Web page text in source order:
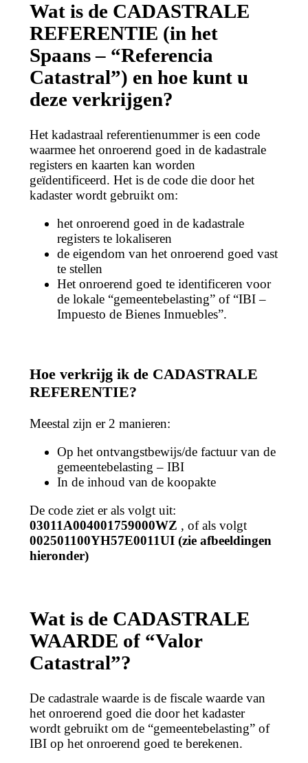
Wat is de CADASTRALE
REFERENTIE (in het
Spaans – “Referencia
Catastral”) en hoe kunt u
deze verkrijgen?
Het kadastraal referentienummer is een code
waarmee het onroerend goed in de kadastrale
registers en kaarten kan worden
geïdentificeerd. Het is de code die door het
kadaster wordt gebruikt om:
het onroerend goed in de kadastrale
registers te lokaliseren
de eigendom van het onroerend goed vast
te stellen
Het onroerend goed te identificeren voor
de lokale “gemeentebelasting” of “IBI –
Impuesto de Bienes Inmuebles”.
Hoe verkrijg ik de CADASTRALE
REFERENTIE?
Meestal zijn er 2 manieren:
Op het ontvangstbewijs/de factuur van de
gemeentebelasting – IBI
In de inhoud van de koopakte
De code ziet er als volgt uit:
03011A004001759000WZ , of als volgt
002501100YH57E0011UI (zie afbeeldingen
hieronder)
Wat is de CADASTRALE
WAARDE of “Valor
Catastral”?
De cadastrale waarde is de fiscale waarde van
het onroerend goed die door het kadaster
wordt gebruikt om de “gemeentebelasting” of
IBI op het onroerend goed te berekenen.